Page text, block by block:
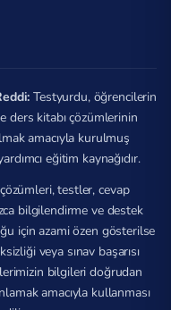
Testyurdu, öğrencilerin
ders kitabı çözümlerinin
amacıyla kurulmuş
eğitim kaynağıdır.
testler, cevap
bilgilendirme ve destek
için azami özen gösterilse
veya sınav başarısı
bilgileri doğrudan
amacıyla kullanması